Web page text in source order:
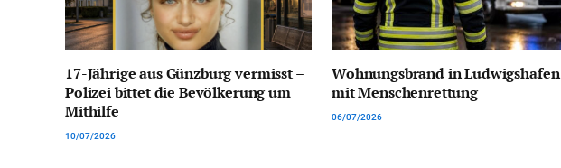
17-Jährige aus Günzburg vermisst –
Polizei bittet die Bevölkerung um
Mithilfe
10/07/2026
Wohnungsbrand in Ludwigshafen
mit Menschenrettung
06/07/2026